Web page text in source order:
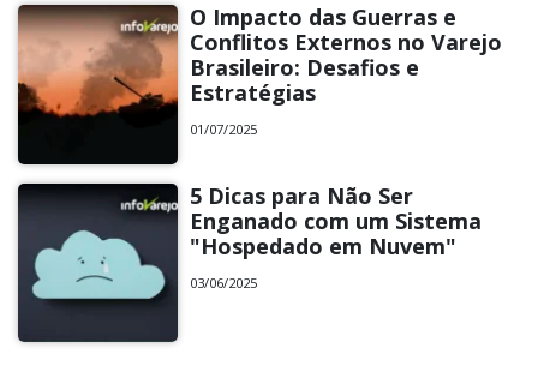
O Impacto das Guerras e
Conflitos Externos no Varejo
Brasileiro: Desafios e
Estratégias
01/07/2025
5 Dicas para Não Ser
Enganado com um Sistema
"Hospedado em Nuvem"
03/06/2025